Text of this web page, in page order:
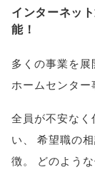
インターネッ
能！
多くの事業を
ホームセンタ
全員が不安な
い
希望職の
徴。
どのよう